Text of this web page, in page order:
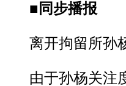
■同步播报
离开拘留所孙
由于孙杨关注度